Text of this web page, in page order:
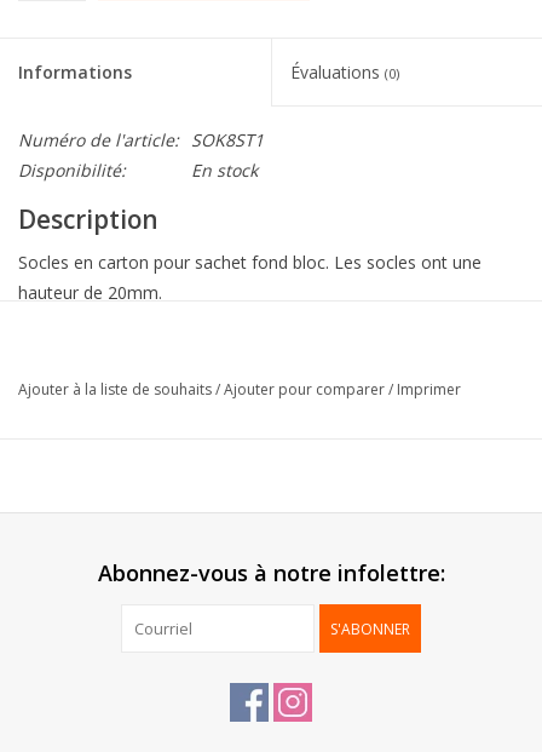
Informations Évaluations (0)
Numéro de l'article: SOK8ST1
Disponibilité:
En stock
Description
Socles en carton pour sachet fond bloc. Les socles ont une
hauteur de 20mm.
Collection:
Sokkels
Ajouter à la liste de souhaits/Ajouter pour comparer/ Imprimer
Abonnez-vous à notre infolettre:
S'ABONNER